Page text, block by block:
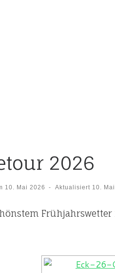
2026
10. Mai 2026 - Aktualisiert 10.